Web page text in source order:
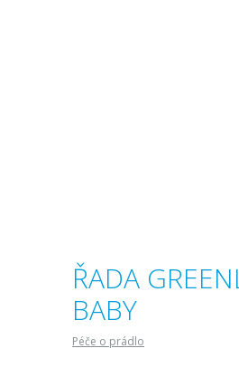
ŘADA
BABY
Péče o prádlo